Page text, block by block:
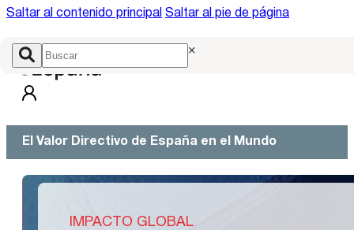
Saltar al contenido principal Saltar al pie de página
×
El Valor Directivo de España en el Mundo
IMPACTO GLOBAL